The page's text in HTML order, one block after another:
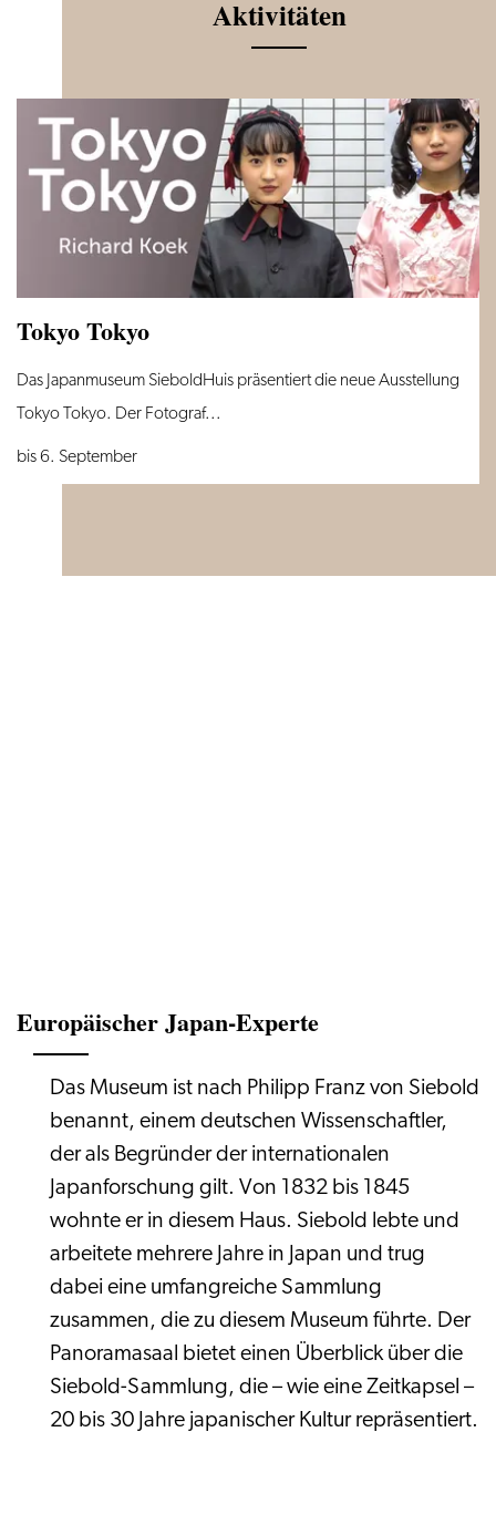
Aktivitäten
Tokyo Tokyo
Tokyo
Tokyo
Das Japanmuseum SieboldHuis präsentiert die neue Ausstellung
Tokyo Tokyo. Der Fotograf...
bis 6. September
Europäischer Japan-Experte
Das Museum ist nach Philipp Franz von Siebold
benannt, einem deutschen Wissenschaftler,
der als Begründer der internationalen
Japanforschung gilt. Von 1832 bis 1845
wohnte er in diesem Haus. Siebold lebte und
arbeitete mehrere Jahre in Japan und trug
dabei eine umfangreiche Sammlung
zusammen, die zu diesem Museum führte. Der
Panoramasaal bietet einen Überblick über die
Siebold-Sammlung, die – wie eine Zeitkapsel –
20 bis 30 Jahre japanischer Kultur repräsentiert.